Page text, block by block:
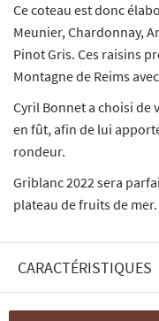
Ce coteau est donc
Meunier, Chardonnay,
Pinot Gris. Ces raisins
Montagne de Reims
Cyril Bonnet a choisi de
en fût, afin de lui
rondeur.
Griblanc 2022 sera
plateau de fruits de mer.
CARACTÉRISTIQUES